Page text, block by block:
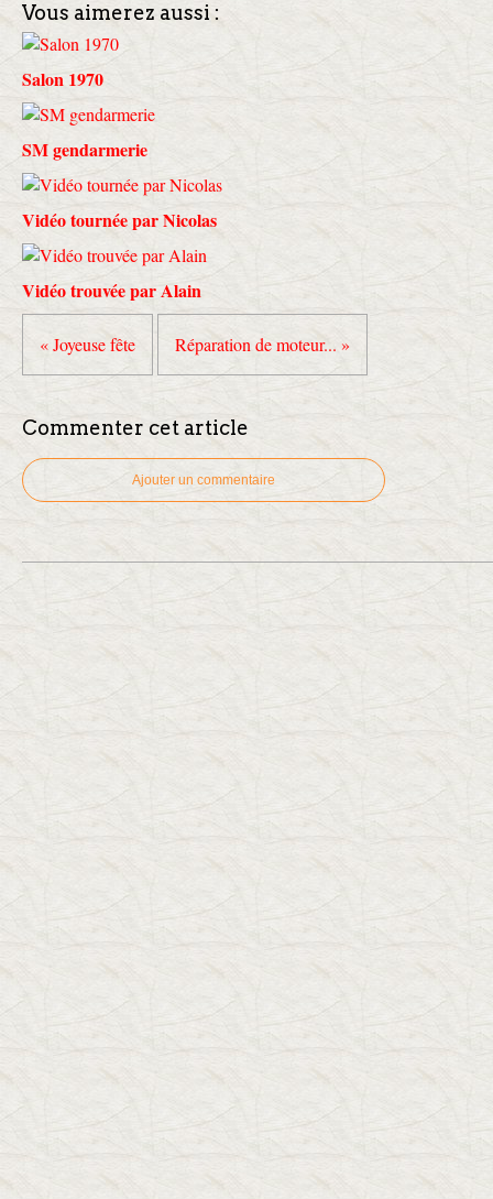
Vous aimerez aussi :
Salon 1970
SM gendarmerie
Vidéo tournée par Nicolas
Vidéo trouvée par Alain
« Joyeuse fête Réparation de moteur... »
Commenter cet article
Ajouter un commentaire